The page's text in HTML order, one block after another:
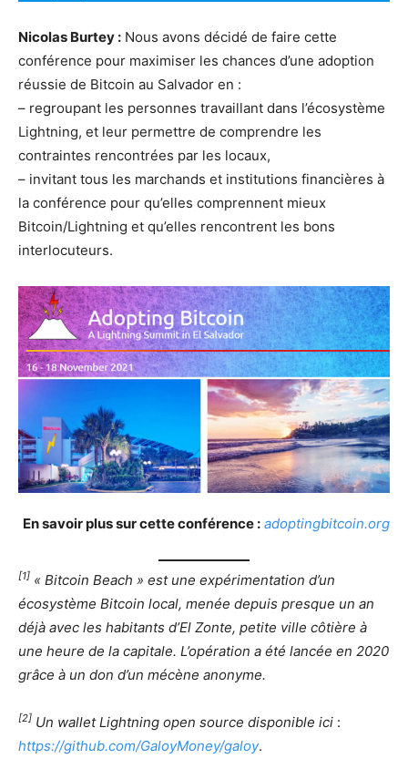
Nicolas Burtey : Nous avons décidé de faire cette
conférence pour maximiser les chances d’une adoption
réussie de Bitcoin au Salvador en :
– regroupant les personnes travaillant dans l’écosystème
Lightning, et leur permettre de comprendre les
contraintes rencontrées par les locaux,
– invitant tous les marchands et institutions financières à
la conférence pour qu’elles comprennent mieux
Bitcoin/Lightning et qu’elles rencontrent les bons
interlocuteurs.
En savoir plus sur cette conférence : adoptingbitcoin.org
[1] « Bitcoin Beach » est une expérimentation d’un
écosystème Bitcoin local, menée depuis presque un an
déjà avec les habitants d’El Zonte, petite ville côtière à
une heure de la capitale. L’opération a été lancée en 2020
grâce à un don d’un mécène anonyme.
[2] Un wallet Lightning open source disponible ici :
https://github.com/GaloyMoney/galoy.